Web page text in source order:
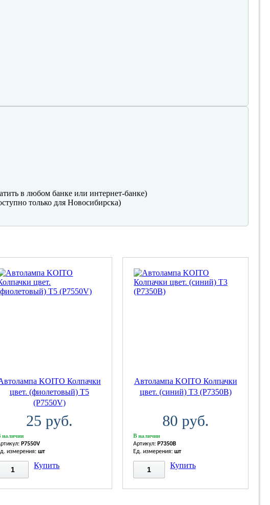
в любом банке или интернет-банке)
только для Новосибирска)
KOITO Колпачки
цвет. (фиолетовый) T5
(P7550V)
25 руб.
наличии
P7550V
измерения:шт
Купить
Автолампа KOITO Колпачки
цвет. (синий) T3 (P7350B)
80 руб.
В наличии
Артикул: P7350B
Ед. измерения:шт
Купить